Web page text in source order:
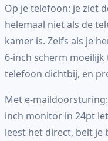
Op je telefoon: je ziet
helemaal niet als de
kamer is. Zelfs als je
6-inch scherm
telefoon dichtbij, en
Met e-
inch monitor in 24pt
leest het direct, belt